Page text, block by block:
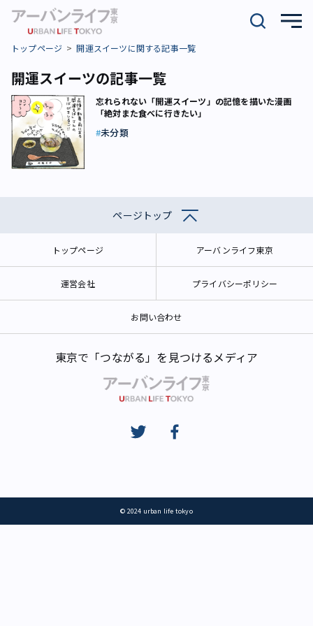
トップページ 開運スイーツに関する記事一覧
開運スイーツの記事一覧
忘れられない「開運スイーツ」の記憶を描いた漫画
「絶対また食べに行きたい」
未分類
ページトップ
トップページ アーバンライフ東京
運営会社 プライバシーポリシー
お問い合わせ
東京で「つながる」を見つけるメディア
© 2024 urban life tokyo